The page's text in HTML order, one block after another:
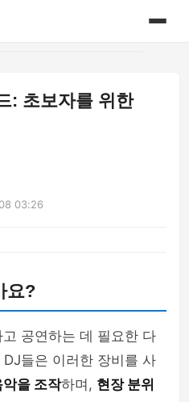
: 초보자를 위한
03:26
요?
공연하는 데 필요한 다
들은 이러한 장비를 사
악을 조작하며, 현장 분위